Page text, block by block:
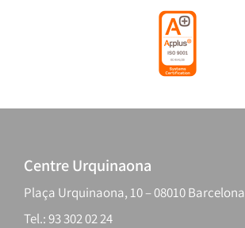
Centre Urquinaona
Plaça Urquinaona, 10 – 08010 Barcelona
Tel.: 93 302 02 24